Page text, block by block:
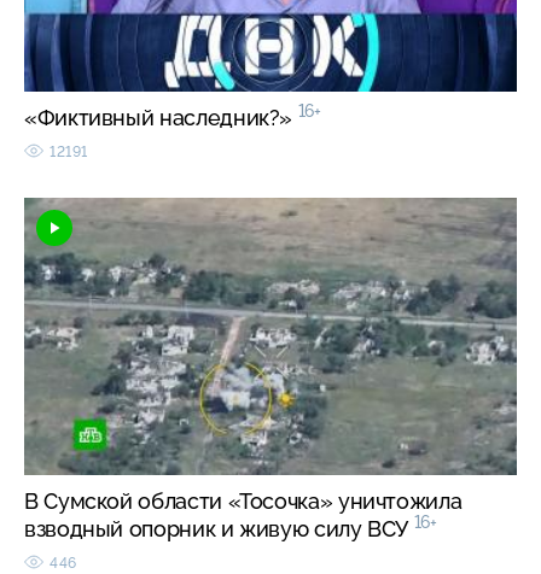
«Фиктивный наследник?» 16+
12191
В Сумской области «Тосочка» уничтожила
взводный опорник и живую силу ВСУ 16+
446